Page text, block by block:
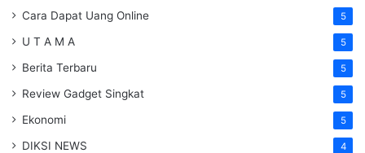
Cara Dapat Uang Online 5
U T A M A 5
Berita Terbaru 5
Review Gadget Singkat 5
Ekonomi 5
DIKSI NEWS 4